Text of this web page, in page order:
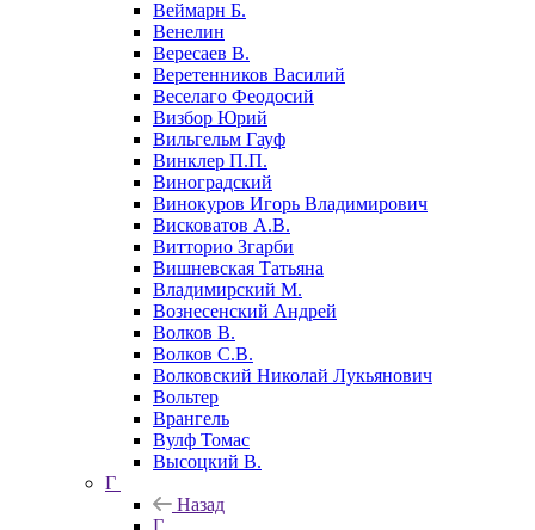
Веймарн Б.
Венелин
Вересаев В.
Веретенников Василий
Веселаго Феодосий
Визбор Юрий
Вильгельм Гауф
Винклер П.П.
Виноградский
Винокуров Игорь Владимирович
Висковатов А.В.
Витторио Згарби
Вишневская Татьяна
Владимирский М.
Вознесенский Андрей
Волков В.
Волков С.В.
Волковский Николай Лукьянович
Вольтер
Врангель
Вулф Томас
Высоцкий В.
Г
Назад
Г